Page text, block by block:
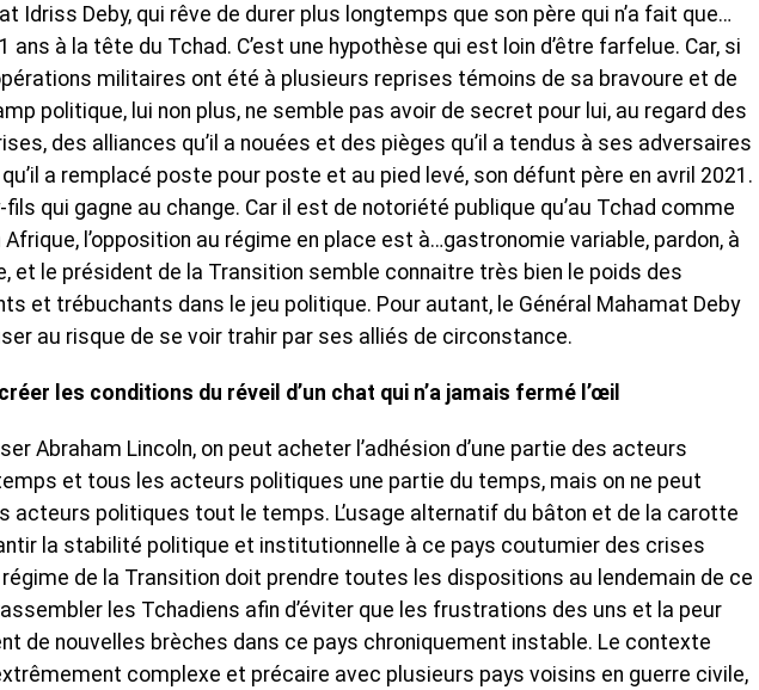
Idriss Deby, qui rêve de durer plus longtemps que son père qui n’a fait que…
ans à la tête du Tchad. C’est une hypothèse qui est loin d’être farfelue. Car, si
militaires ont été à plusieurs reprises témoins de sa bravoure et de
politique, lui non plus, ne semble pas avoir de secret pour lui, au regard des
des alliances qu’il a nouées et des pièges qu’il a tendus à ses adversaires
a remplacé poste pour poste et au pied levé, son défunt père en avril 2021.
fils qui gagne au change. Car il est de notoriété publique qu’au Tchad comme
l’opposition au régime en place est à…gastronomie variable, pardon, à
et le président de la Transition semble connaitre très bien le poids des
et trébuchants dans le jeu politique. Pour autant, le Général Mahamat Deby
au risque de se voir trahir par ses alliés de circonstance.
les conditions du réveil d’un chat qui n’a jamais fermé l’œil
Abraham Lincoln, on peut acheter l’adhésion d’une partie des acteurs
et tous les acteurs politiques une partie du temps, mais on ne peut
acteurs politiques tout le temps. L’usage alternatif du bâton et de la carotte
la stabilité politique et institutionnelle à ce pays coutumier des crises
de la Transition doit prendre toutes les dispositions au lendemain de ce
les Tchadiens afin d’éviter que les frustrations des uns et la peur
de nouvelles brèches dans ce pays chroniquement instable. Le contexte
complexe et précaire avec plusieurs pays voisins en guerre civile,